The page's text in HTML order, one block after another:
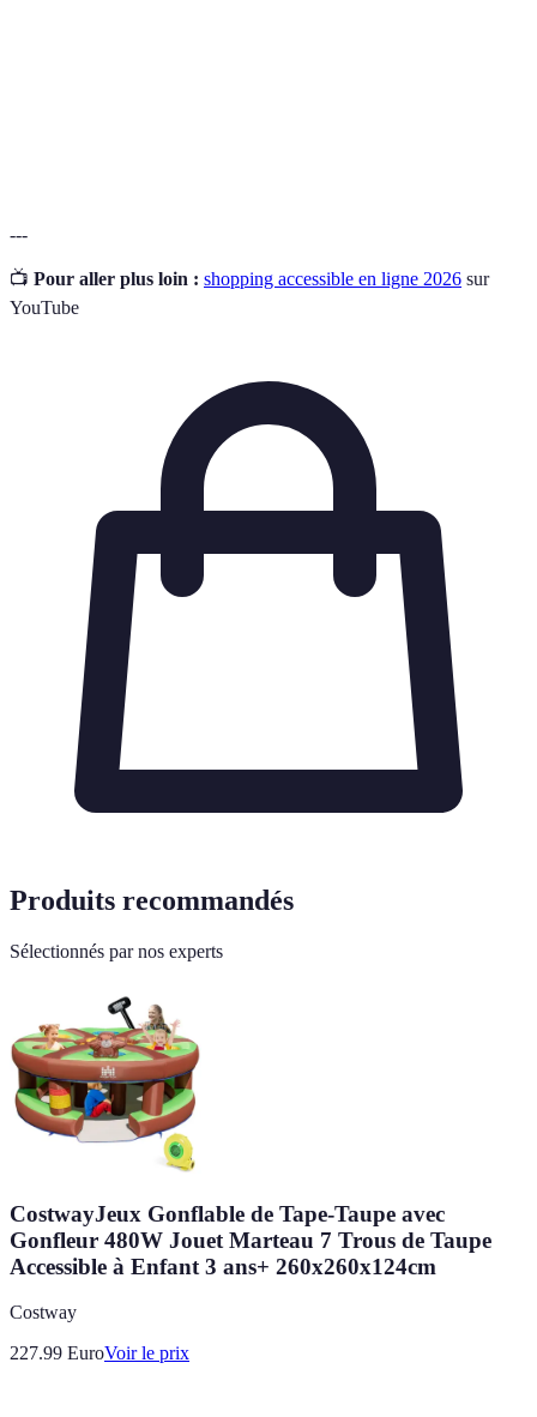
---
📺 Pour aller plus loin : shopping accessible en ligne 2026 sur
YouTube
Produits recommandés
Sélectionnés par nos experts
CostwayJeux Gonflable de Tape-Taupe avec
Gonfleur 480W Jouet Marteau 7 Trous de Taupe
Accessible à Enfant 3 ans+ 260x260x124cm
Costway
227.99 EuroVoir le prix